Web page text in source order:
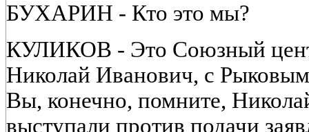
БУХАРИН - Кто это мы?
КУЛИКОВ - Это Союзный
Николай Иванович, с
Вы, конечно, помните,
выступали против подачи